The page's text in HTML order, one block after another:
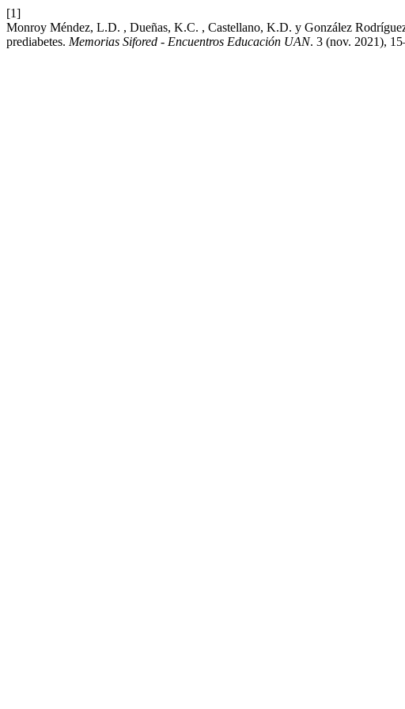
[1]
Monroy Méndez, L.D. , Dueñas, K.C. , Castellano, K.D. y González
prediabetes. Memorias Sifored - Encuentros Educación UAN. 3 (nov. 2021),